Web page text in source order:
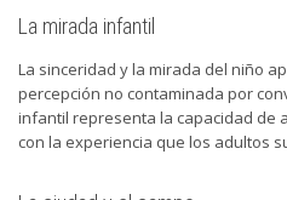
La mirada infantil
La sinceridad y la mirada del niño
percepción no contaminada por
infantil representa la capacidad de
con la experiencia que los adultos